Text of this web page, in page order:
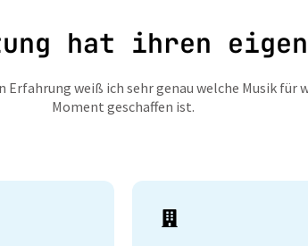
hat ihren
Erfahrung weiß ich sehr genau welche Musik für
Moment geschaffen ist.